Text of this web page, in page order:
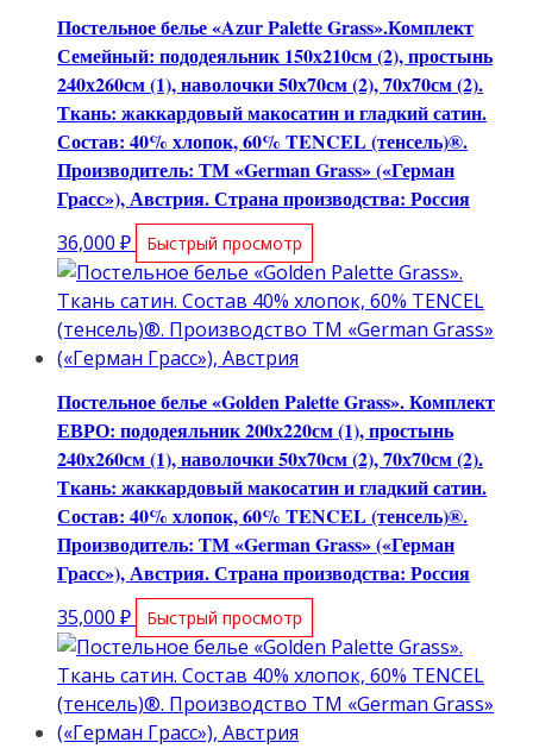
Постельное белье «Azur Palette Grass».Комплект
Семейный: пододеяльник 150х210см (2), простынь
240х260см (1), наволочки 50х70см (2), 70х70см (2).
Ткань: жаккардовый макосатин и гладкий сатин.
Состав: 40% хлопок, 60% TENCEL (тенсель)®.
Производитель: ТМ «German Grass» («Герман
Грасс»), Австрия. Страна производства: Россия
36,000 ₽ Быстрый просмотр
Постельное белье «Golden Palette Grass». Комплект
ЕВРО: пододеяльник 200х220см (1), простынь
240х260см (1), наволочки 50х70см (2), 70х70см (2).
Ткань: жаккардовый макосатин и гладкий сатин.
Состав: 40% хлопок, 60% TENCEL (тенсель)®.
Производитель: ТМ «German Grass» («Герман
Грасс»), Австрия. Страна производства: Россия
35,000 ₽ Быстрый просмотр